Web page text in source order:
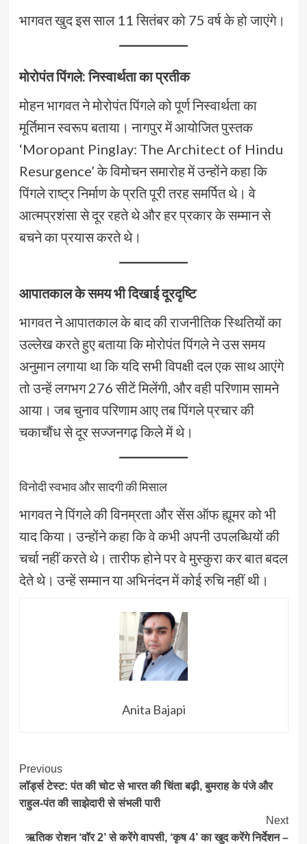
भागवत खुद इस साल 11 सितंबर को 75 वर्ष के हो जाएंगे।
मोरोपंत पिंगले: निस्वार्थता का प्रतीक
मोहन भागवत ने मोरोपंत पिंगले को पूर्ण निस्वार्थता का
मूर्तिमान स्वरूप बताया। नागपुर में आयोजित पुस्तक
‘Moropant Pinglay: The Architect of Hindu
Resurgence’ के विमोचन समारोह में उन्होंने कहा कि
पिंगले राष्ट्र निर्माण के प्रति पूरी तरह समर्पित थे। वे
आत्मप्रशंसा से दूर रहते थे और हर प्रकार के सम्मान से
बचने का प्रयास करते थे।
आपातकाल के समय भी दिखाई दूरदृष्टि
भागवत ने आपातकाल के बाद की राजनीतिक स्थितियों का
उल्लेख करते हुए बताया कि मोरोपंत पिंगले ने उस समय
अनुमान लगाया था कि यदि सभी विपक्षी दल एक साथ आएंगे
तो उन्हें लगभग 276 सीटें मिलेंगी, और वही परिणाम सामने
आया। जब चुनाव परिणाम आए तब पिंगले प्रचार की
चकाचौंध से दूर सज्जनगढ़ किले में थे।
विनोदी स्वभाव और सादगी की मिसाल
भागवत ने पिंगले की विनम्रता और सेंस ऑफ ह्यूमर को भी
याद किया। उन्होंने कहा कि वे कभी अपनी उपलब्धियों की
चर्चा नहीं करते थे। तारीफ होने पर वे मुस्कुरा कर बात बदल
देते थे। उन्हें सम्मान या अभिनंदन में कोई रुचि नहीं थी।
Anita Bajapi
Post
Navigation
Previous
लॉर्ड्स टेस्ट: पंत की चोट से भारत की चिंता बढ़ी, बुमराह के पंजे और
राहुल-पंत की साझेदारी से संभली पारी
Next
ऋतिक रोशन ‘वॉर 2’ से करेंगे वापसी, ‘कृष 4’ का खुद करेंगे निर्देशन –